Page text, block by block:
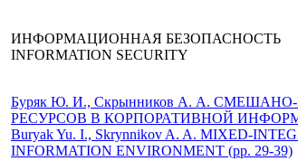
ИНФОРМАЦИОННАЯ БЕЗОПАСНОСТЬ
INFORMATION SECURITY
Буряк Ю. И., Скрынников А. А.
РЕСУРСОВ В КОРПОРАТИВНОЙ
Buryak Yu. I., Skrynnikov A. A. MIXED-
INFORMATION ENVIRONMENT (pp. 29-39)